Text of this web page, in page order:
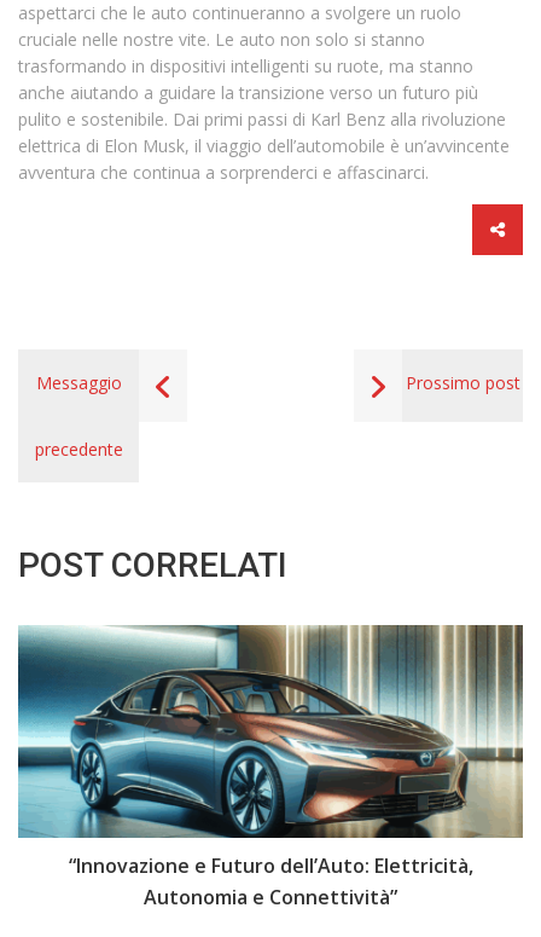
aspettarci che le auto continueranno a svolgere un ruolo
cruciale nelle nostre vite. Le auto non solo si stanno
trasformando in dispositivi intelligenti su ruote, ma stanno
anche aiutando a guidare la transizione verso un futuro più
pulito e sostenibile. Dai primi passi di Karl Benz alla rivoluzione
elettrica di Elon Musk, il viaggio dell’automobile è un’avvincente
avventura che continua a sorprenderci e affascinarci.
Messaggio
precedente
Prossimo post
POST CORRELATI
“Innovazione e Futuro dell’Auto: Elettricità,
Autonomia e Connettività”